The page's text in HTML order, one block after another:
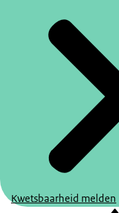
Kwetsbaarheid melden